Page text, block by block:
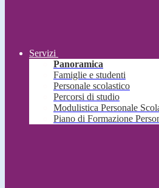
Servizi
Panoramica
Famiglie e studenti
Personale scolastico
Percorsi di studio
Modulistica Personale
Piano di Formazione